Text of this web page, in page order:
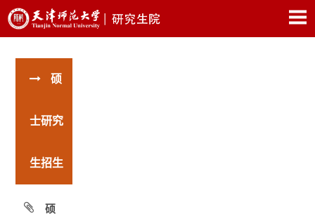
硕
士研究
生招生
硕